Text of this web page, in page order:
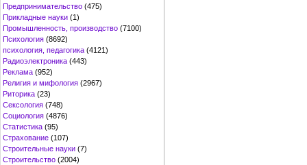
Предпринимательство (475)
Прикладные науки (1)
Промышленность, производство (7100)
Психология (8692)
психология, педагогика (4121)
Радиоэлектроника (443)
Реклама (952)
Религия и мифология (2967)
Риторика (23)
Сексология (748)
Социология (4876)
Статистика (95)
Страхование (107)
Строительные науки (7)
Строительство (2004)